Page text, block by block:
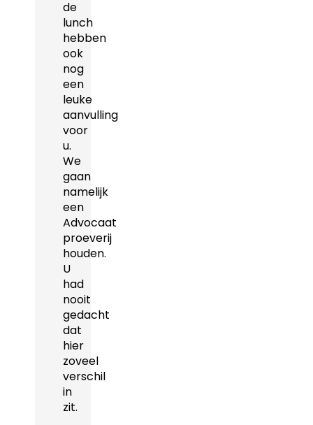
de
lunch
hebben
ook
nog
een
leuke
aanvulling
voor
u.
We
gaan
namelijk
een
Advocaat
proeverij
houden.
U
had
nooit
gedacht
dat
hier
zoveel
verschil
in
zit.